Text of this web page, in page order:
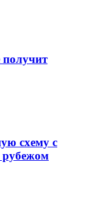
получит
схему с
рубежом